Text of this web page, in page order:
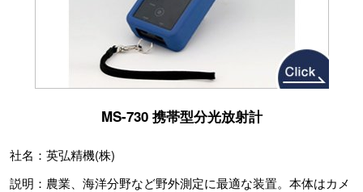
MS-730 携帯型分光放射計
社名：英弘精機(株)
説明：農業、海洋分野など野外測定に最適な装置。本体はカメ